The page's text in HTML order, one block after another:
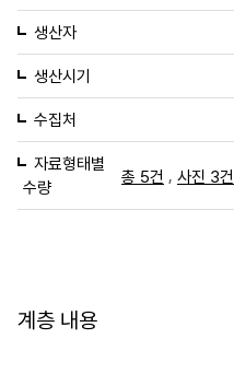
생산자
생산시기
수집처
자료형태별
수량
총 5건 , 사진 3건
계층 내용